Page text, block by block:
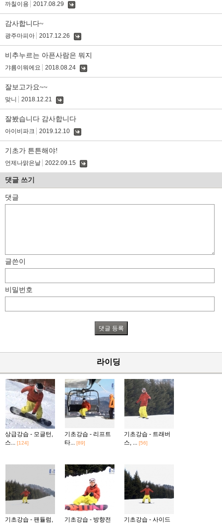
까칠이용 2017.08.29
감사합니다~
광주마피아 2017.12.26
비추누르는 아픈사람은 뭐지
갸름이뭐에요 2018.08.24
잘보고가요~~
맞니 2018.12.21
잘봤습니다 감사합니다
아이비파크 2019.12.10
기초가 튼튼해야!
언제나맑은날 2022.09.15
댓글 쓰기
댓글
글쓴이
비밀번호
라이딩
상급강습 - 모글턴,
스... [124]
기초강습 - 리프트
타... [89]
기초강습 - 트래버
스, ... [56]
기초강습 - 팬듈럼,
기초강습 - 방향전
기초강습 - 사이드